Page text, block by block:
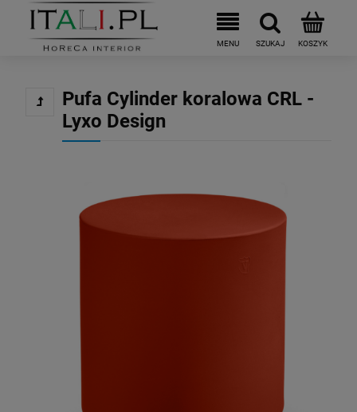
Pufa Cylinder koralowa CRL -
Lyxo Design